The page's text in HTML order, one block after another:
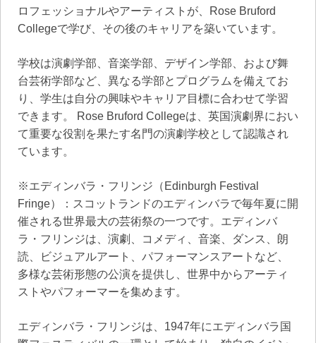
ロフェッショナルやアーティストが、Rose Bruford
Collegeで学び、その後のキャリアを築いています。
学校は演劇学部、音楽学部、デザイン学部、および舞
台芸術学部など、異なる学部とプログラムを備えてお
り、学生は自分の興味やキャリア目標に合わせて学習
できます。 Rose Bruford Collegeは、英国演劇界におい
て重要な役割を果たす名門の演劇学校として認識され
ています。
※エディンバラ・フリンジ（Edinburgh Festival
Fringe）：スコットランドのエディンバラで毎年夏に開
催される世界最大の芸術祭の一つです。エディンバ
ラ・フリンジは、演劇、コメディ、音楽、ダンス、朗
読、ビジュアルアート、パフォーマンスアートなど、
多様な芸術形態の公演を提供し、世界中からアーティ
ストやパフォーマーを集めます。
エディンバラ・フリンジは、1947年にエディンバラ国